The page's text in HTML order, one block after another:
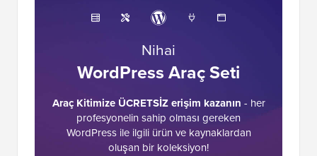
Nihai
WordPress Araç Seti
Araç Kitimize ÜCRETSİZ erişim kazanın - her
profesyonelin sahip olması gereken
WordPress ile ilgili ürün ve kaynaklardan
oluşan bir koleksiyon!